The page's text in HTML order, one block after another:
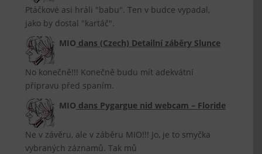
Ptáčkové asi hráli "babu". Ten v budce vypadal,
jako by dostal "kartáč".
MIO dans (Czech) Detailní záběry Slunce
No konečně!!! Konečně budu mít adekvátní
přípravu před spaním.
MIO dans Pygargue nid webcam – Floride
Ne v závěru, ale v záběru MIO!!! Jo, je to smyčka
vybraných záznamů. Tak mů